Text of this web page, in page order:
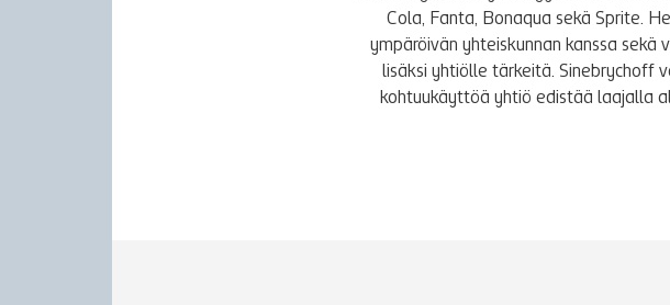
Cola, Fanta, Bonaqua sekä Sprite.
ympäröivän yhteiskunnan kanssa
lisäksi yhtiölle tärkeitä. Sinebrychoff
kohtuukäyttöä yhtiö edistää laajalla